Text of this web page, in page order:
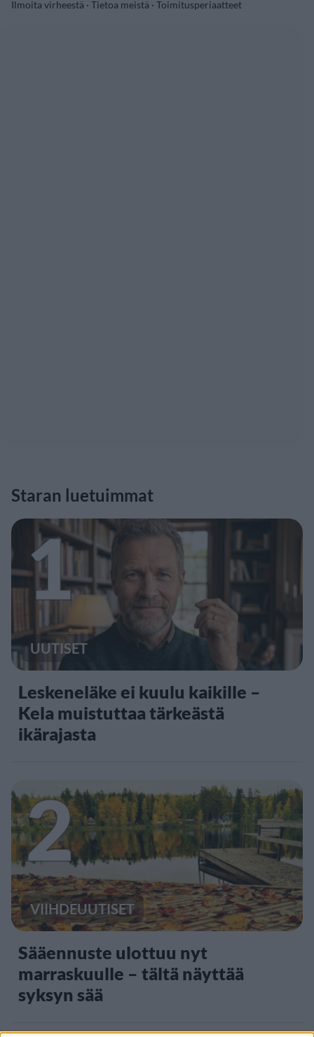
Ilmoita virheestä · Tietoa meistä · Toimitusperiaatteet
Staran luetuimmat
1
UUTISET
Leskeneläke ei kuulu kaikille –
Kela muistuttaa tärkeästä
ikärajasta
2
VIIHDEUUTISET
Sääennuste ulottuu nyt
marraskuulle – tältä näyttää
syksyn sää